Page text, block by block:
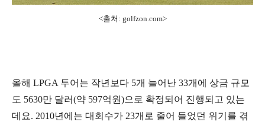
<출처: golfzon.com>
올해 LPGA 투어는 작년보다 5개 늘어난 33개에 상금 규모
도 5630만 달러(약 597억원)으로 확정되어 진행되고 있는
데요. 2010년에는 대회수가 23개로 줄어 들었던 위기를 겪